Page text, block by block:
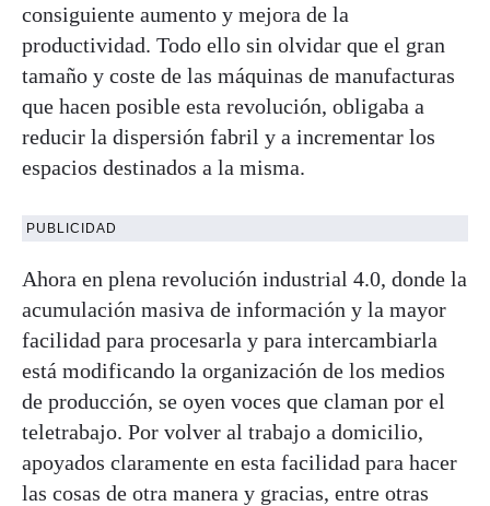
consiguiente aumento y mejora de la
productividad. Todo ello sin olvidar que el gran
tamaño y coste de las máquinas de manufacturas
que hacen posible esta revolución, obligaba a
reducir la dispersión fabril y a incrementar los
espacios destinados a la misma.
PUBLICIDAD
Ahora en plena revolución industrial 4.0, donde la
acumulación masiva de información y la mayor
facilidad para procesarla y para intercambiarla
está modificando la organización de los medios
de producción, se oyen voces que claman por el
teletrabajo. Por volver al trabajo a domicilio,
apoyados claramente en esta facilidad para hacer
las cosas de otra manera y gracias, entre otras